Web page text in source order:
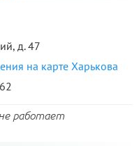
д. 47
на карте Харькова
работает